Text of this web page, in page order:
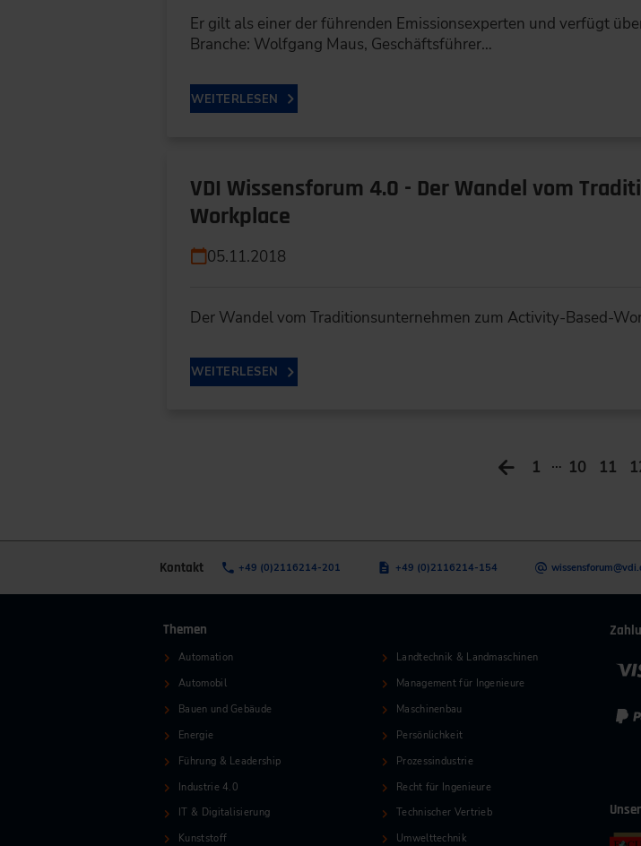
Er gilt als einer der führenden Emissionsexperten und verfügt
Branche: Wolfgang Maus, Geschäftsführer…
WEITERLESEN
VDI Wissensforum 4.0 - Der Wandel vom
Workplace
05.11.2018
Der Wandel vom Traditionsunternehmen zum Activity-Based-
WEITERLESEN
1 … 10 11
Kontakt +49 (0)2116214-201 +49 (0)2116214-154 wissensforum@
Themen
Automation
Automobil
Bauen und Gebäude
Energie
Führung & Leadership
Industrie 4.0
IT & Digitalisierung
Kunststoff
Landtechnik & Landmaschinen
Management für Ingenieure
Maschinenbau
Persönlichkeit
Prozessindustrie
Recht für Ingenieure
Technischer Vertrieb
Umwelttechnik